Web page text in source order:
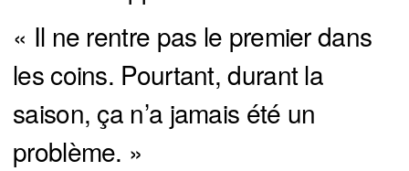
« Il ne rentre pas le premier dans
les coins. Pourtant, durant la
saison, ça n’a jamais été un
problème. »